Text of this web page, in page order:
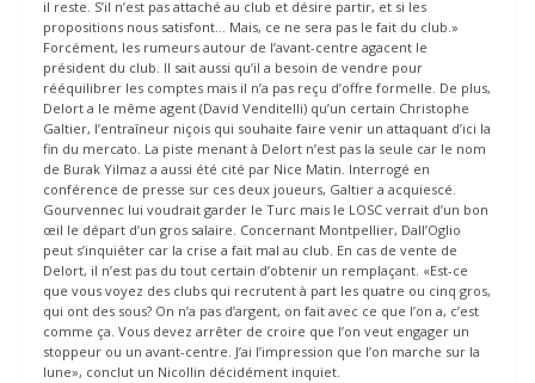
il reste. S’il n’est pas attaché au club et désire partir, et si les
propositions nous satisfont… Mais, ce ne sera pas le fait du club.»
Forcément, les rumeurs autour de l’avant-centre agacent le
président du club. Il sait aussi qu’il a besoin de vendre pour
rééquilibrer les comptes mais il n’a pas reçu d’offre formelle. De plus,
Delort a le même agent (David Venditelli) qu’un certain Christophe
Galtier, l’entraîneur niçois qui souhaite faire venir un attaquant d’ici la
fin du mercato. La piste menant à Delort n’est pas la seule car le nom
de Burak Yilmaz a aussi été cité par Nice Matin. Interrogé en
conférence de presse sur ces deux joueurs, Galtier a acquiescé.
Gourvennec lui voudrait garder le Turc mais le LOSC verrait d’un bon
œil le départ d’un gros salaire. Concernant Montpellier, Dall’Oglio
peut s’inquiéter car la crise a fait mal au club. En cas de vente de
Delort, il n’est pas du tout certain d’obtenir un remplaçant. «Est-ce
que vous voyez des clubs qui recrutent à part les quatre ou cinq gros,
qui ont des sous? On n’a pas d’argent, on fait avec ce que l’on a, c’est
comme ça. Vous devez arrêter de croire que l’on veut engager un
stoppeur ou un avant-centre. J’ai l’impression que l’on marche sur la
lune», conclut un Nicollin décidément inquiet.